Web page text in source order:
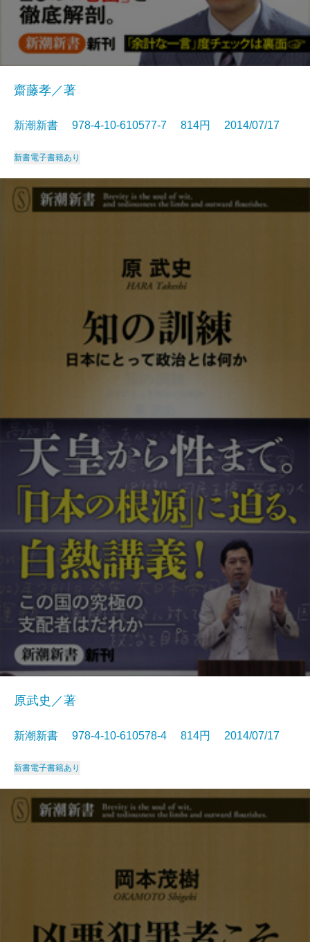
齋藤孝／著
新潮新書 978-4-10-610577-7 814円 2014/07/17
新書電子書籍あり
原武史／著
新潮新書 978-4-10-610578-4 814円 2014/07/17
新書電子書籍あり